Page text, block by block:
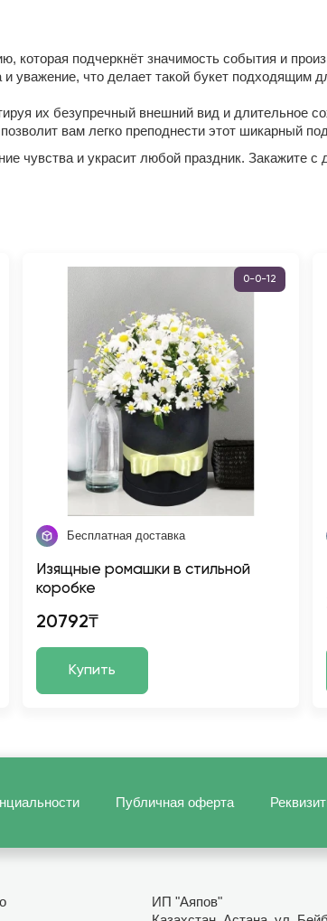
подчеркнёт значимость события и
уважение, что делает такой букет подходящим
их безупречный внешний вид и длительное
вам легко преподнести этот шикарный
чувства и украсит любой праздник. Закажите с
0-0-12
Бесплатная доставка
Изящные ромашки в стильной
коробке
20792₸
Купить
Публичная оферта
ИП "Аяпов"